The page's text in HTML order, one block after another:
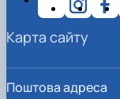
Поштова адреса
Карта сайту